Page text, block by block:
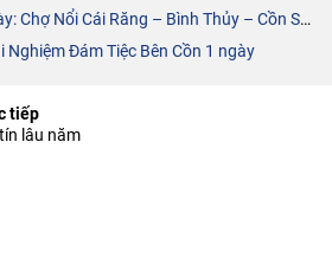
Cái Răng – Bình Thủy – Cồn Sơn – ĐÁM TIỆC BÊN CỒN
Nghiệm Đám Tiệc Bên Cồn 1 ngày
tiếp
lâu năm